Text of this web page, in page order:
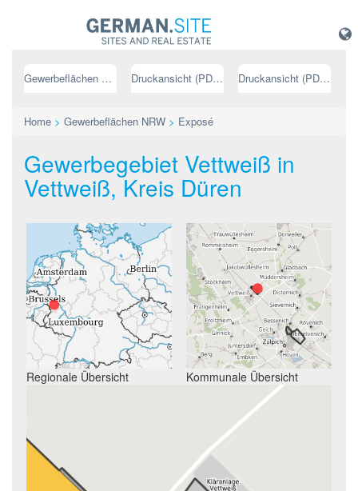
Gewerbeflächen NRW Druckansicht (PDF) // deutsch Druckansicht (PDF) // englisch
Home > Gewerbeflächen NRW > Exposé
Gewerbegebiet Vettweiß in
Vettweiß, Kreis Düren
Regionale Übersicht Kommunale Übersicht